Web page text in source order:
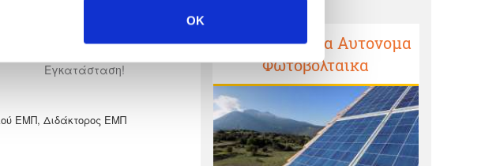
OK
Πάνω από 32.000kWh/έτος
Εγκατάσταση!
ΕΜΠ, Διδάκτορος ΕΜΠ
Προσφορές για Αυτονομα
Φωτοβολταικα